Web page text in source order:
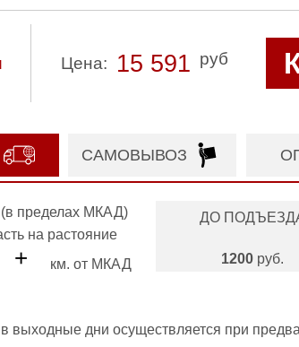
Цена: 15 591 руб
САМОВЫВОЗ
пределах МКАД)
на растояние
+ км. от МКАД
ДО
1200 руб.
выходные дни осуществляется при